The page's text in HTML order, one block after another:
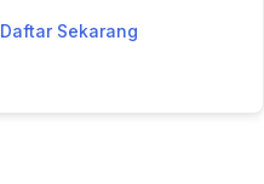
Daftar Sekarang